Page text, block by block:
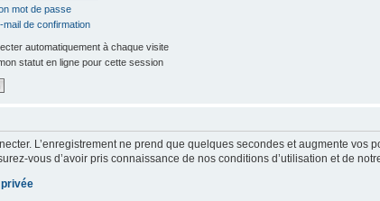
mot de passe
mail de confirmation
automatiquement à chaque visite
statut en ligne pour cette session
L’enregistrement ne prend que quelques secondes et augmente
vous d’avoir pris connaissance de nos conditions d’utilisation et de